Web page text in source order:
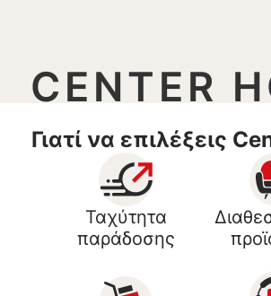
CENTER
Γιατί να επιλέξεις
Ταχύτητα
παράδοσης